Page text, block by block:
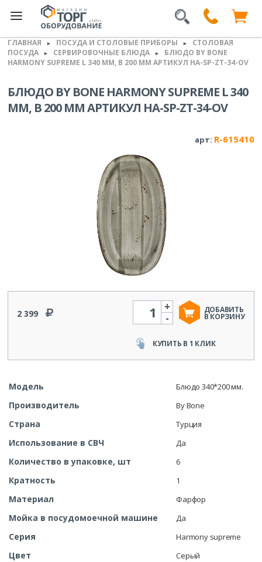
ГЛАВНАЯ ► ПОСУДА И СТОЛОВЫЕ ПРИБОРЫ ►
СТОЛОВАЯ
ПОСУДА
► СЕРВИРОВОЧНЫЕ БЛЮДА ►
БЛЮДО BY BONE
HARMONY SUPREME L 340 ММ, B 200 ММ АРТИКУЛ HA-SP-ZT-34-OV
БЛЮДО BY BONE HARMONY SUPREME L 340
ММ, B 200 ММ АРТИКУЛ HA-SP-ZT-34-OV
арт: R-615410
2 399
Количество
-
+ ДОБАВИТЬ
В КОРЗИНУ
КУПИТЬ В 1 КЛИК
Модель Блюдо 340*200 мм.
Производитель By Bone
Страна Турция
Использование в СВЧ Да
Количество в упаковке, шт 6
Кратность 1
Материал Фарфор
Мойка в посудомоечной машине Да
Серия Harmony supreme
Цвет Серый